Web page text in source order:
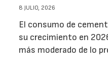
8 JULIO, 2026
El consumo de
su crecimiento en
más moderado de lo